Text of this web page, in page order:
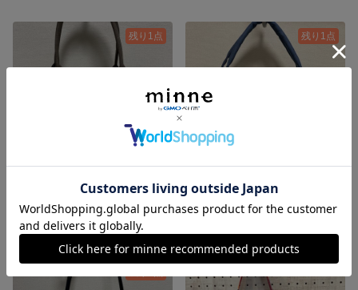
残り1点
パイナップル柄クリームデニムリメイクトートバッグ
3,000円
残り1点
2,500円